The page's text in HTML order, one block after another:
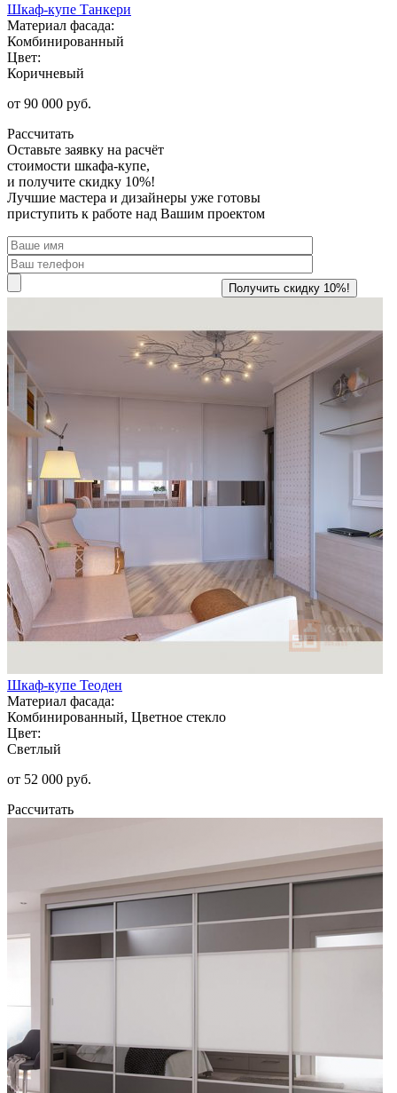
Шкаф-купе Танкери
Материал фасада:
Комбинированный
Цвет:
Коричневый
от 90 000 руб.
Рассчитать
Оставьте заявку на расчёт
стоимости шкафа-купе,
и получите скидку 10%!
Лучшие мастера и дизайнеры уже готовы
приступить к работе над Вашим проектом
Шкаф-купе Теоден
Материал фасада:
Комбинированный, Цветное стекло
Цвет:
Светлый
от 52 000 руб.
Рассчитать